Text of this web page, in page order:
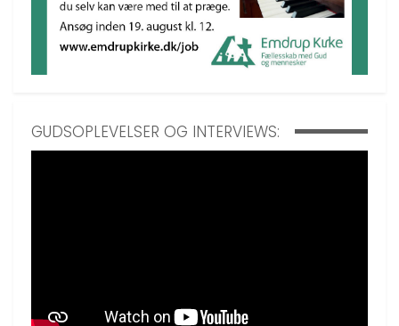
GUDSOPLEVELSER OG INTERVIEWS: